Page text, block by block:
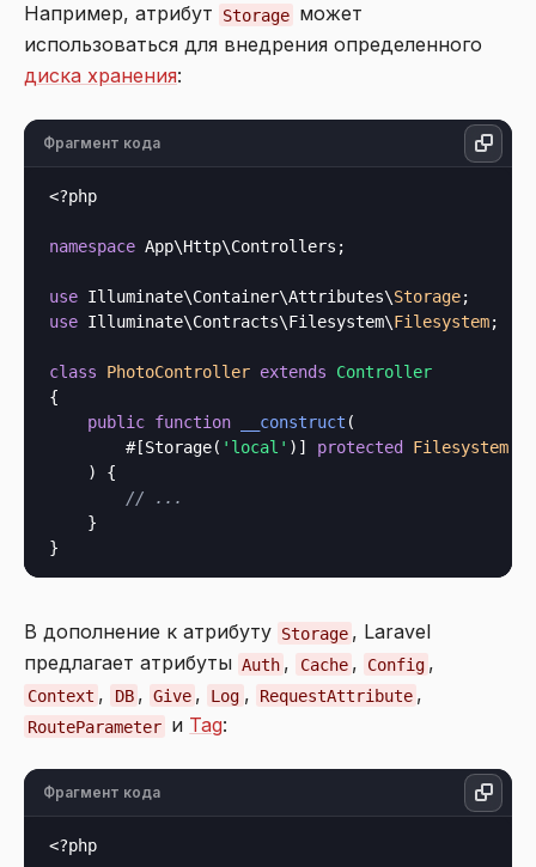
Например, атрибут Storage может
использоваться для внедрения определенного
диска хранения:
Фрагмент кода
<?php
namespace App\Http\Controllers;
use Illuminate\Container\Attributes\Storage
use Illuminate\Contracts\Filesystem\Filesystem;
class PhotoController extends
Controller
{
public function __construct (
        #[Storage(
'local' )] protected Filesystem
) {
// ...
    }
В дополнение к атрибуту Storage , Laravel
предлагает атрибуты Auth , Cache , Config ,
Context , DB , Give , Log , RequestAttribute ,
RouteParameter и Tag:
Фрагмент кода
<?php